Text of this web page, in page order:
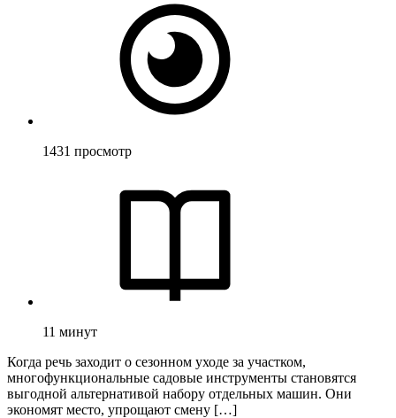
1431 просмотр
11 минут
Когда речь заходит о сезонном уходе за участком,
многофункциональные садовые инструменты становятся
выгодной альтернативой набору отдельных машин. Они
экономят место, упрощают смену […]